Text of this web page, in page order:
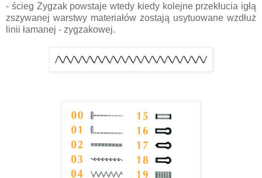
- ścieg Zygzak powstaje wtedy kiedy kolejne przekłucia igłą
zszywanej warstwy materiałów zostają usytuowane wzdłuż
linii łamanej - zygzakowej.